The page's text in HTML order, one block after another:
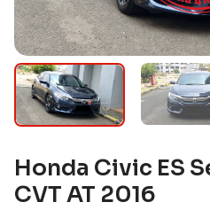
Honda Civic ES
CVT AT 2016